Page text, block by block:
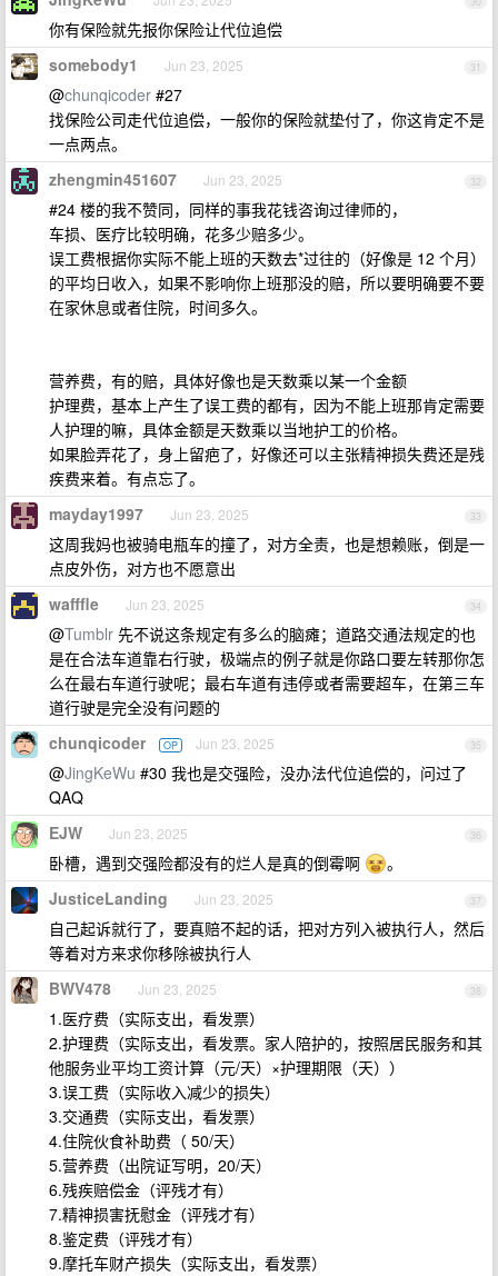
你有保险就先报你保险让代位追偿
31
somebody1 Jun 23, 2025
@chunqicoder #27
找保险公司走代位追偿，一般你的保险就垫付了，你这肯定不是
一点两点。
32
zhengmin451607 Jun 23, 2025
#24 楼的我不赞同，同样的事我花钱咨询过律师的，
车损、医疗比较明确，花多少赔多少。
误工费根据你实际不能上班的天数去*过往的（好像是 12 个月）
的平均日收入，如果不影响你上班那没的赔，所以要明确要不要
在家休息或者住院，时间多久。
营养费，有的赔，具体好像也是天数乘以某一个金额
护理费，基本上产生了误工费的都有，因为不能上班那肯定需要
人护理的嘛，具体金额是天数乘以当地护工的价格。
如果脸弄花了，身上留疤了，好像还可以主张精神损失费还是残
疾费来着。有点忘了。
33
mayday1997 Jun 23, 2025
这周我妈也被骑电瓶车的撞了，对方全责，也是想赖账，倒是一
点皮外伤，对方也不愿意出
34
wafffle Jun 23, 2025
@Tumblr 先不说这条规定有多么的脑瘫；道路交通法规定的也
是在合法车道靠右行驶，极端点的例子就是你路口要左转那你怎
么在最右车道行驶呢；最右车道有违停或者需要超车，在第三车
道行驶是完全没有问题的
35
chunqicoder OP Jun 23, 2025
@JingKeWu #30 我也是交强险，没办法代位追偿的，问过了
QAQ
36
EJW Jun 23, 2025
卧槽，遇到交强险都没有的烂人是真的倒霉啊 。
37
JusticeLanding Jun 23, 2025
自己起诉就行了，要真赔不起的话，把对方列入被执行人，然后
等着对方来求你移除被执行人
38
BWV478 Jun 23, 2025
1.医疗费（实际支出，看发票）
2.护理费（实际支出，看发票。家人陪护的，按照居民服务和其
他服务业平均工资计算（元/天）×护理期限（天））
3.误工费（实际收入减少的损失）
3.交通费（实际支出，看发票）
4.住院伙食补助费（ 50/天）
5.营养费（出院证写明，20/天）
6.残疾赔偿金（评残才有）
7.精神损害抚慰金（评残才有）
8.鉴定费（评残才有）
9.摩托车财产损失（实际支出，看发票）